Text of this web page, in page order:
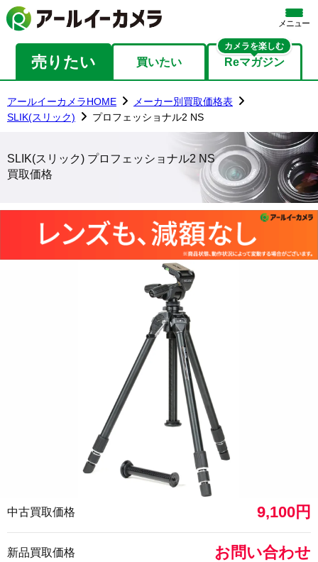
メニュー
売りたい 買いたい Reマガジン
カメラを楽しむ
アールイーカメラHOME
メーカー別買取価格表
SLIK(スリック)
プロフェッショナル2 NS
SLIK(スリック) プロフェッショナル2 NS
買取価格
中古買取価格 9,100円
新品買取価格 お問い合わせ